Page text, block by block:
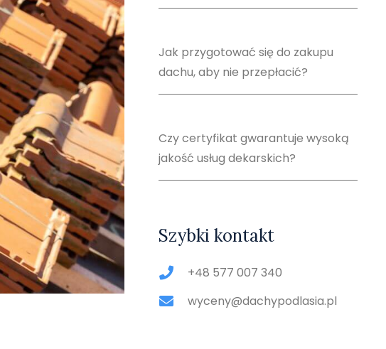
Jak przygotować się do zakupu
dachu, aby nie przepłacić?
Czy certyfikat gwarantuje wysoką
jakość usług dekarskich?
Szybki kontakt
+48 577 007 340
wyceny@dachypodlasia.pl